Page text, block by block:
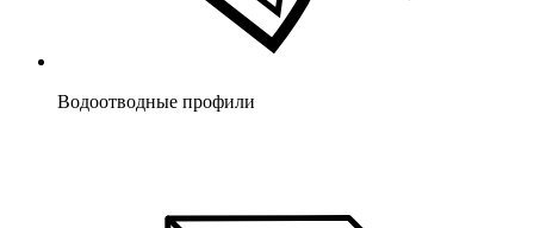
Водоотводные профили